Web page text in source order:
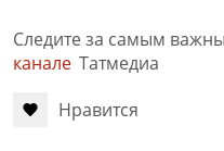
Следите за самым
канале Татмедиа
Нравится